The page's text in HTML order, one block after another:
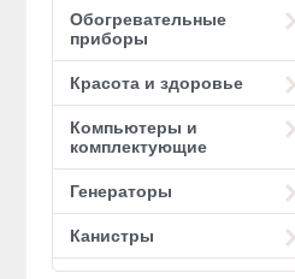
Обогревательные
приборы
Красота и здоровье
Компьютеры и
комплектующие
Генераторы
Канистры